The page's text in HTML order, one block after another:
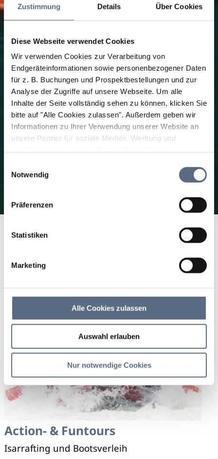
Zustimmung Details Über Cookies
Diese Webseite verwendet Cookies
Wir verwenden Cookies zur Verarbeitung von
Endgeräteinformationen sowie personenbezogener Daten
für z. B. Buchungen und Prospektbestellungen und zur
Analyse der Zugriffe auf unsere Webseite. Um alle
Inhalte der Seite vollständig sehen zu können, klicken Sie
bitte auf "Alle Cookies zulassen". Außerdem geben wir
Informationen zu Ihrer Verwendung unserer Website an
unsere Partner für soziale Medien, Werbung und
zusammen, die Sie ihnen bereitgestellt haben oder die
sie im Rahmen Ihrer Nutzung der Dienste gesammelt
Notwendig
Präferenzen
Statistiken
Marketing
Alle Cookies zulassen
Auswahl erlauben
Nur notwendige Cookies
Wassersport
Wassersport-Anbieter
Wassersportanbieter
Bad Tölz
Action- & Funtours
Isarrafting und Bootsverleih